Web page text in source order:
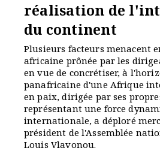
réalisation de
du continent
Plusieurs facteurs menacent
africaine prônée par les
en vue de concrétiser, à
panafricaine d'une Afrique
en paix, dirigée par ses
représentant une force
internationale, a déploré
président de l'Assemblée
Louis Vlavonou.